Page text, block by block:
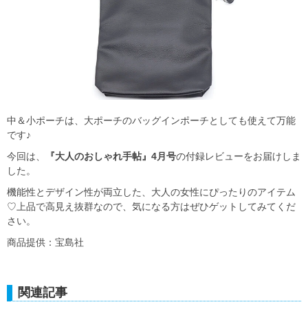
中＆小ポーチは、大ポーチのバッグインポーチとしても使えて万能
です♪
今回は、
『大人のおしゃれ手帖』4月号の付録レビューをお届けしま
した。
機能性とデザイン性が両立した、大人の女性にぴったりのアイテム
♡上品で高見え抜群なので、気になる方はぜひゲットしてみてくだ
さい。
商品提供：宝島社
関連記事